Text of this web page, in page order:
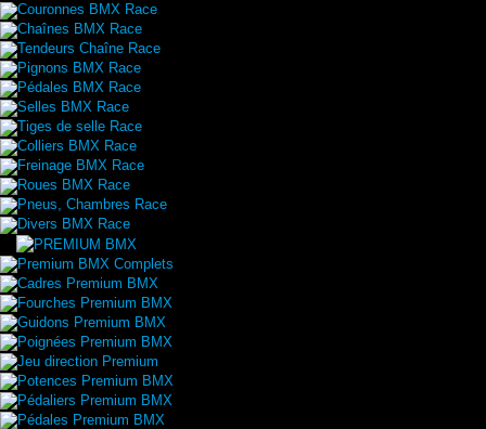
Couronnes BMX Race
Chaînes BMX Race
Tendeurs Chaîne Race
Pignons BMX Race
Pédales BMX Race
Selles BMX Race
Tiges de selle Race
Colliers BMX Race
Freinage BMX Race
Roues BMX Race
Pneus, Chambres Race
Divers BMX Race
Premium BMX Complets
Cadres Premium BMX
Fourches Premium BMX
Guidons Premium BMX
Poignées Premium BMX
Jeu direction Premium
Potences Premium BMX
Pédaliers Premium BMX
Pédales Premium BMX